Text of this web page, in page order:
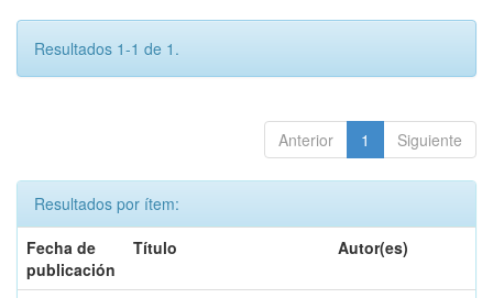
Resultados 1-1 de 1.
Anterior 1 Siguiente
Resultados por ítem:
Fecha de
publicación
Título Autor(es)